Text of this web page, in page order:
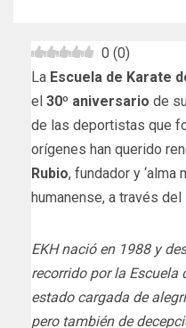
0 (0)
La Escuela de Karate
el 30º aniversario de
de las deportistas que
orígenes han querido
Rubio, fundador y ‘alma
humanense, a través
EKH nació en 1988 y
recorrido por la Escuela
estado cargada de
pero también de